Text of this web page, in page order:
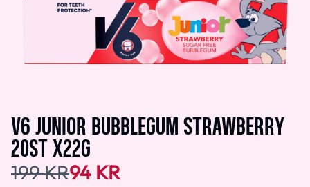
V6 JUNIOR BUBBLEGUM STRAWBERRY
20ST X22G
199 KR94 KR